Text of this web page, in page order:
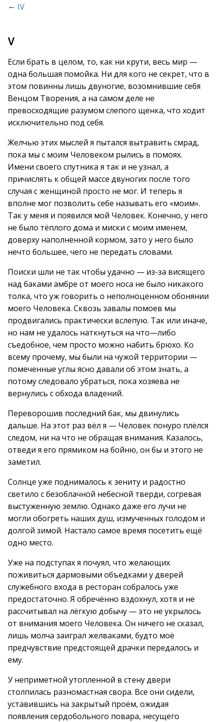
← IV
V
Если брать в целом, то, как ни крути, весь мир —
одна большая помойка. Ни для кого не секрет, что в
этом повинны лишь двуногие, возомнившие себя
Венцом Творения, а на самом деле не
превосходящие разумом слепого щенка, что ходит
исключительно под себя.
Желчью этих мыслей я пытался вытравить смрад,
пока мы с моим Человеком рылись в помоях.
Имени своего спутника я так и не узнал, а
причислять к общей массе двуногих после того
случая с женщиной просто не мог. И теперь я
вполне мог позволить себе называть его «моим».
Так у меня и появился мой Человек. Конечно, у него
не было тёплого дома и миски с моим именем,
доверху наполненной кормом, зато у него было
нечто большее, чего не передать словами.
Поиски шли не так чтобы удачно — из-за висящего
над баками амбре от моего носа не было никакого
толка, что уж говорить о неполноценном обонянии
моего Человека. Сквозь завалы помоев мы
продвигались практически вслепую. Так или иначе,
но нам не удалось наткнуться на что—либо
съедобное, чем просто можно набить брюхо. Ко
всему прочему, мы были на чужой территории —
помеченные углы ясно давали об этом знать, а
потому следовало убраться, пока хозяева не
вернулись с обхода владений.
Переворошив последний бак, мы двинулись
дальше. На этот раз вёл я — Человек понуро плёлся
следом, ни на что не обращая внимания. Казалось,
отведи я его прямиком на бойню, он бы и этого не
заметил.
Солнце уже поднималось к зениту и радостно
светило с безоблачной небесной тверди, согревая
выстуженную землю. Однако даже его лучи не
могли обогреть наших душ, измученных голодом и
долгой зимой. Настало самое время посетить ещё
одно место.
Уже на подступах я почуял, что желающих
поживиться дармовыми объедками у дверей
служебного входа в ресторан собралось уже
предостаточно. Я обречённо вздохнул, хотя и не
рассчитывал на лёгкую добычу — это не укрылось
от внимания моего Человека. Он ничего не сказал,
лишь молча заиграл желваками, будто моё
предчувствие предстоящей драчки передалось и
ему.
У неприметной утопленной в стену двери
столпилась разномастная свора. Все они сидели,
уставившись на закрытый проём, ожидая
появления сердобольного повара, несущего